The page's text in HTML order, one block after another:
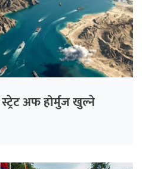
अफ होर्मुज खुल्ने